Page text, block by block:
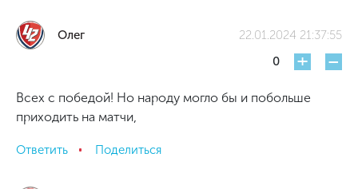
Олег
22.01.2024 21:37:55
0
+ -
Всех с победой! Но народу могло бы и побольше
приходить на матчи,
Ответить Поделиться